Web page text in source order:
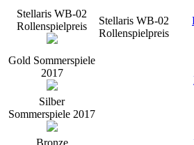
Stellaris WB-02
Rollenspielpreis
Stellaris WB-02
Rollenspielpreis
Gold Sommerspiele
2017
Silber
Sommerspiele 2017
Bronze